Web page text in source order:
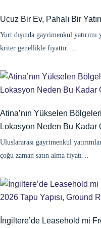
Ucuz Bir Ev, Pahalı Bir
Yurt dışında gayrimenkul
kriter genellikle fiyattır.…
Atina’nın Yükselen
Lokasyon Neden Bu Kadar
Uluslararası gayrimenkul
çoğu zaman satın alma fiyatı…
İngiltere’de Leasehold mi